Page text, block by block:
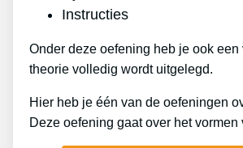
Instructies
Onder deze oefening heb je ook
theorie volledig wordt uitgelegd.
Hier heb je één van de oefeningen
Deze oefening gaat over het vormen